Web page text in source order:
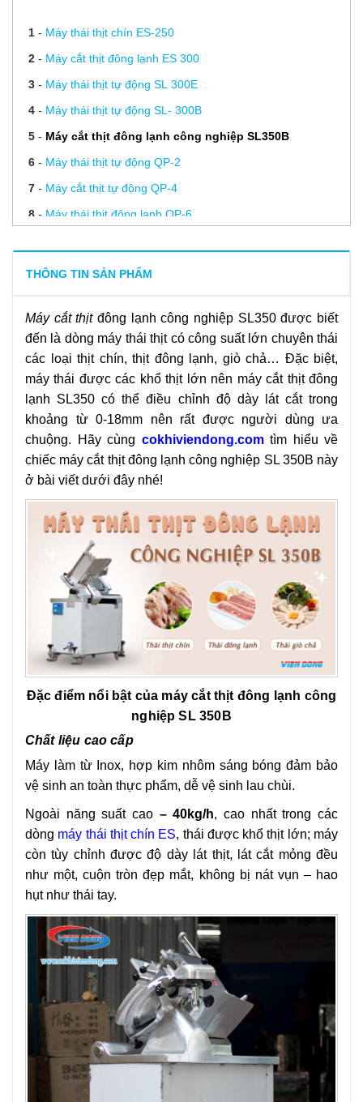
1- Máy thái thịt chín ES-250
2- Máy cắt thịt đông lạnh ES 300
3- Máy thái thịt tự động SL 300E
4- Máy thái thịt tự động SL- 300B
5- Máy cắt thịt đông lạnh công nghiệp SL350B
6- Máy thái thịt tự động QP-2
7- Máy cắt thịt tự động QP-4
8- Máy thái thịt đông lạnh QP-6
-
Hướng dẫn vệ sinh và bảo quản máy thái thịt chín ES
11- Bảo hành và sửa chữa máy thái thịt Viễn Đông
12-Mài dao máy thái thịt
13- Lưỡi dao thái thịt chín
THÔNG TIN SẢN PHẨM
Máy cắt thịtđông lạnh công nghiệp SL350 được biết
đến là dòng máy thái thịtcó công suất lớn chuyên thái
các loại thịt chín, thịt đông lạnh, giò chả… Đặc biệt,
máy thái được các khổ thịt lớn nên máy cắt thịt đông
lạnh SL350 có thể điều chỉnh độ dày lát cắt trong
khoảng từ 0-18mm nên rất được người dùng ưa
chuộng. Hãy cùng cokhiviendong.comtìm hiểu về
chiếc máy cắt thịt đông lạnh công nghiệp SL 350B này
ở bài viết dưới đây nhé!
Đặc điểm nổi bật của máy cắt thịt đông lạnh công
nghiệp SL 350B
Chất liệu cao cấp
Máy làm từ Inox, hợp kim nhôm sáng bóng đảm bảo
vệ sinh an toàn thực phẩm, dễ vệ sinh lau chùi.
Ngoài năng suất cao – 40kg/h, cao nhất trong các
dòng máy thái thịt chín ES, thái được khổ thịt lớn; máy
còn tùy chỉnh được độ dày lát thịt, lát cắt mỏng đều
như một, cuộn tròn đẹp mắt, không bị nát vụn – hao
hụt như thái tay.